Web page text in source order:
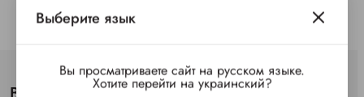
Выберите язык
Вы просматриваете сайт на русском языке.
Хотите перейти на украинский?